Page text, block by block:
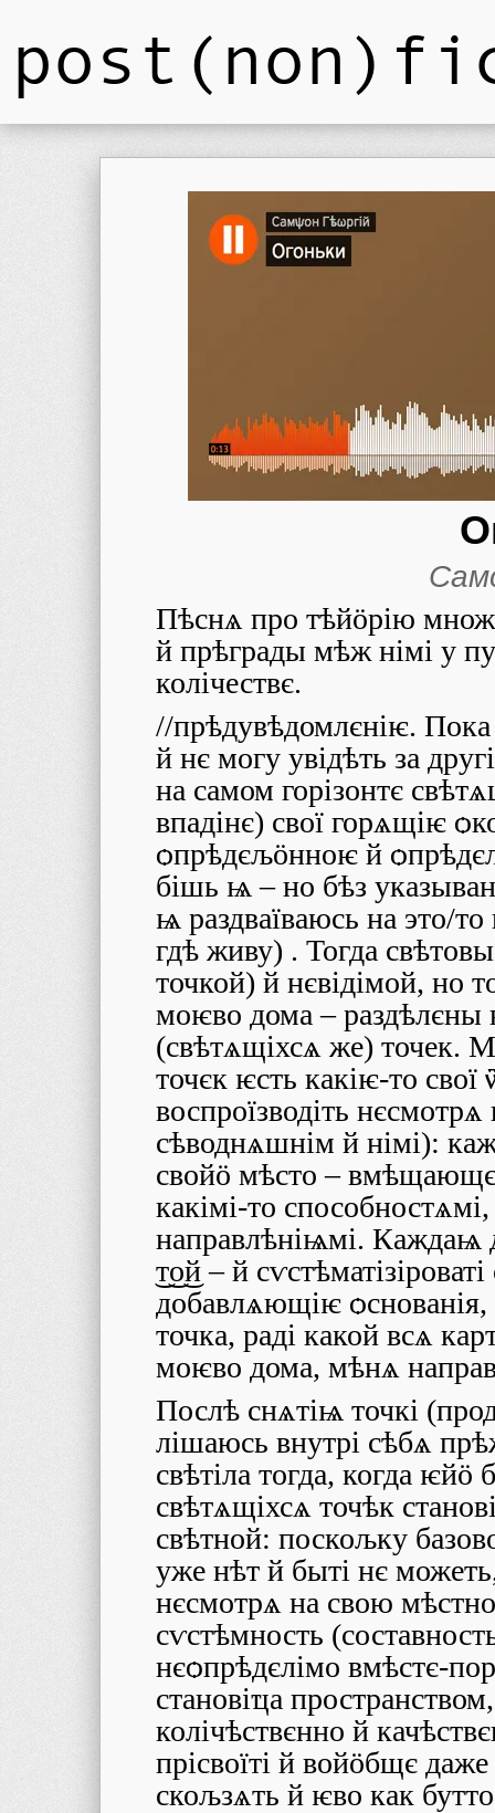
Пѣснѧ про тѣйӧрію
й прѣграды мѣж німі у
колічествє.
//прѣдувѣдомлєніѥ.
й нє могу увідѣть за
на самом горізонтє
впадінє) свої горѧщіѥ
ѻпрѣдєљӧнноѥ й
бішь ѩ – но бѣз
ѩ раздваїваюсь на это/
гдѣ живу) . Тогда
точкой) й нєвідімой, но
моѥво дома – раздѣлєны
(свѣтѧщіхсѧ же) точек.
точєк ѥсть какіѥ-то
воспроїзводіть
сѣводнѧшнім й німі):
свойӧ мѣсто –
какімі-то
направлѣніѩмі. Каждаѩ
͜т͜о͜й – й
добавлѧющіѥ
точка, раді какой всѧ
моѥво дома, мѣнѧ
Послѣ снѧтіѩ точкі
лішаюсь внутрі сѣбѧ
свѣтіла тогда, когда
свѣтѧщіхсѧ точѣк
свѣтной: поскољку
уже нѣт й быті нє
нєсмотрѧ на свою
сѵстѣмность
нєѻпрѣдєлімо вмѣстє-
становіҵа
колічѣствєнно й
прісвоїті й войӧбщє
скољзѧть й ѥво как